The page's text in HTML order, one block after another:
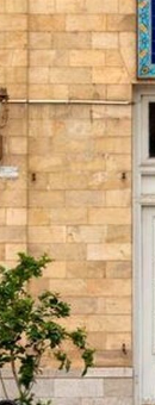
راهی بیمارستان